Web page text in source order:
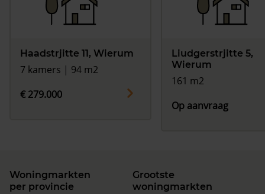
Haadstrjitte 11, Wierum
7 kamers | 94 m2
€ 279.000
Liudgerstrjitte 5,
Wierum
161 m2
Op aanvraag
Woningmarkten
per provincie
Grootste
woningmarkten